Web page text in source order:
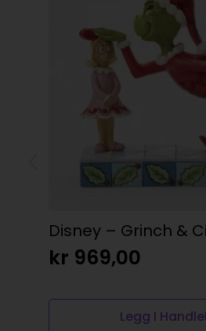
Disney – Grinch &
kr 969,00
Legg I